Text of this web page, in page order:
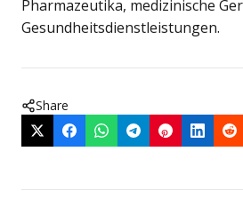
Pharmazeutika, medizinische
Gesundheitsdienstleistungen.
Share